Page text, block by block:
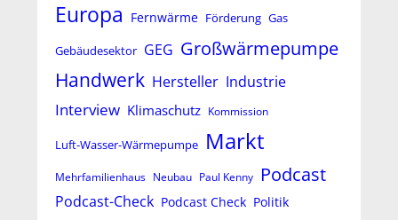
Europa Fernwärme Förderung Gas
Gebäudesektor GEG Großwärmepumpe
Handwerk Hersteller Industrie
Interview Klimaschutz Kommission
Luft-Wasser-Wärmepumpe Markt
Mehrfamilienhaus Neubau Paul Kenny Podcast
Podcast-Check Podcast Check Politik